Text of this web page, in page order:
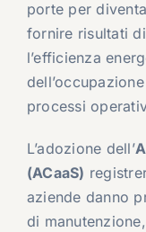
porte per
fornire risultati
l’efficienza
processi
L’adozione dell’
(ACaaS)
aziende danno
di